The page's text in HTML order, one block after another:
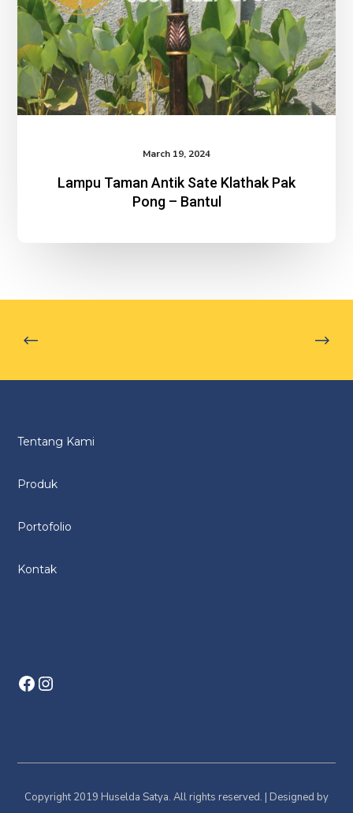
Pong
–
Bantul
March 19, 2024
Lampu Taman Antik Sate Klathak Pak
Pong – Bantul
Tentang Kami
Produk
Portofolio
Kontak
Facebook
Instagram
Copyright 2019 Huselda Satya. All rights reserved. | Designed by